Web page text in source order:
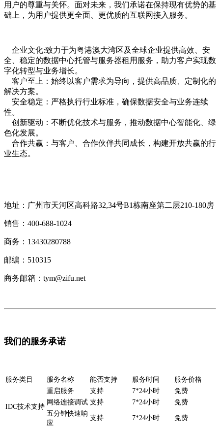
用户的尊重与关怀。面对未来，我们承诺在保持现有优势的基
础上，为用户提供更全面、更优质的互联网接入服务。
企业文化:致力于为粤港澳大湾区及全球企业提供高效、安
全、稳定的数据中心托管与服务器租用服务，助力客户实现数
字化转型与业务增长。
客户至上：始终以客户需求为导向，提供高品质、定制化的
解决方案。
安全稳定：严格执行行业标准，确保数据安全与业务连续
性。
创新驱动：不断优化技术与服务，推动数据中心智能化、绿
色化发展。
合作共赢：与客户、合作伙伴共同成长，构建开放共赢的行
业生态。
地址：广州市天河区高科路32,34号B1栋南座第二层210-180房
销售：400-688-1024
商务：13430280788
邮编：510315
商务邮箱：tym@zifu.net
我们的服务承诺
服务类目 服务名称 能否支持 服务时间 服务价格
IDC技术支持
重启服务 支持 7*24小时
免费
网络连接调试 支持 7*24小时
免费
五分钟快速响
应
支持 7*24小时 免费